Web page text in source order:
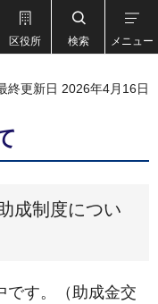
区役所 検索 メニュー
終更新日 2026年4月16日
成制度につい
です。（助成金交